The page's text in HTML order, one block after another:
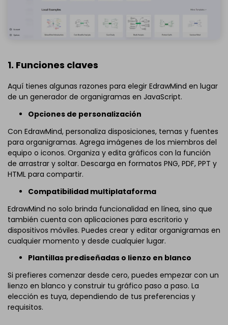
1. Funciones claves
Aquí tienes algunas razones para elegir EdrawMind en lugar
de un generador de organigramas en JavaScript.
Opciones de personalización
Con EdrawMind, personaliza disposiciones, temas y fuentes
para organigramas. Agrega imágenes de los miembros del
equipo o iconos. Organiza y edita gráficos con la función
de arrastrar y soltar. Descarga en formatos PNG, PDF, PPT y
HTML para compartir.
Compatibilidad multiplataforma
EdrawMind no solo brinda funcionalidad en línea, sino que
también cuenta con aplicaciones para escritorio y
dispositivos móviles. Puedes crear y editar organigramas en
cualquier momento y desde cualquier lugar.
Plantillas prediseñadas o lienzo en blanco
Si prefieres comenzar desde cero, puedes empezar con un
lienzo en blanco y construir tu gráfico paso a paso. La
elección es tuya, dependiendo de tus preferencias y
requisitos.